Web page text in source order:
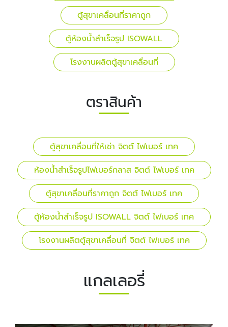
ตู้สุขาเคลื่อนที่ราคาถูก
ตู้ห้องน้ำสำเร็จรูป ISOWALL
โรงงานผลิตตู้สุขาเคลื่อนที่
ตราสินค้า
ตู้สุขาเคลื่อนที่ให้เช่า จิตต์ ไฟเบอร์ เทค
ห้องน้ำสำเร็จรูปไฟเบอร์กลาส จิตต์ ไฟเบอร์ เทค
ตู้สุขาเคลื่อนที่ราคาถูก จิตต์ ไฟเบอร์ เทค
ตู้ห้องน้ำสำเร็จรูป ISOWALL จิตต์ ไฟเบอร์ เทค
โรงงานผลิตตู้สุขาเคลื่อนที่ จิตต์ ไฟเบอร์ เทค
แกลเลอรี่